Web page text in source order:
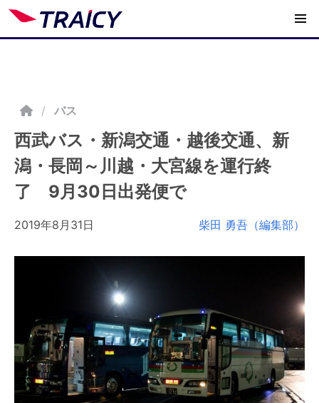
/ バス
西武バス・新潟交通・越後交通、新
潟・長岡～川越・大宮線を運行終
了 9月30日出発便で
2019年8月31日 柴田 勇吾（編集部）